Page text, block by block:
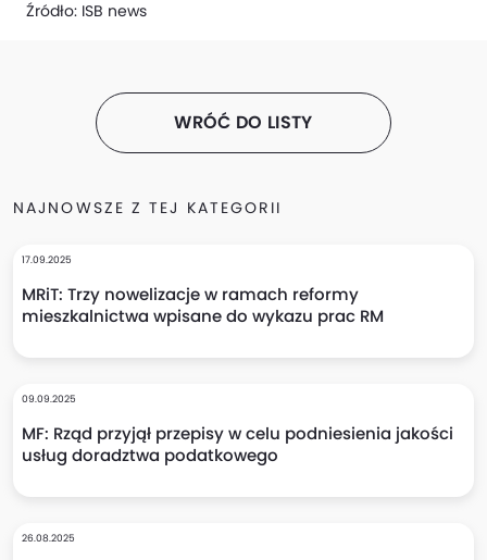
Źródło: ISB news
WRÓĆ DO LISTY
NAJNOWSZE Z TEJ KATEGORII
17.09.2025
MRiT: Trzy nowelizacje w ramach reformy
mieszkalnictwa wpisane do wykazu prac RM
09.09.2025
MF: Rząd przyjął przepisy w celu podniesienia jakości
usług doradztwa podatkowego
26.08.2025